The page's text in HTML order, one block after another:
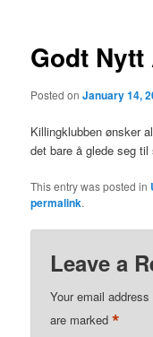
Godt Nytt
Posted onJanuary 14,
Killingklubben ønsker
det bare å glede seg
This entry was posted in
permalink.
Leave a
Your email
are marked*